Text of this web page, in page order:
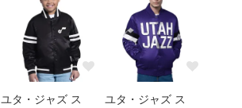
ユタ・ジャズ ス
ユタ・ジャズ ス